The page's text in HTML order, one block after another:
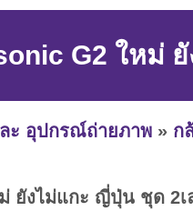
G2 ใหม่
ะ อุปกรณ์ถ่ายภาพ » ก
ยังไม่แกะ ญี่ปุ่น ชุด 2เ